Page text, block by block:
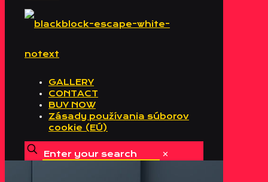
GALLERY
CONTACT
BUY NOW
Zásady používania súborov
cookie (EÚ)
✕